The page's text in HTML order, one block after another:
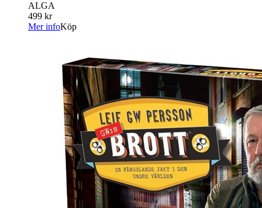
ALGA
499 kr
Mer infoKöp